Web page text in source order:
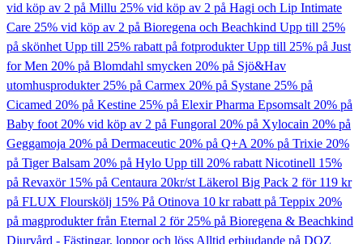
vid köp av 2 på Millu 25% vid köp av 2 på Hagi och Lip Intimate
Care 25% vid köp av 2 på Bioregena och Beachkind Upp till 25%
på skönhetUpp till 25% rabatt på fotprodukterUpp till 25% på Just
for Men 20% på Blomdahl smycken 20% på Sjö&Hav
utomhusprodukter25% på Carmex 20% på Systane 25% på
Cicamed 20% på Kestine 25% på Elexir Pharma Epsomsalt20% på
Baby foot20% vid köp av 2 på Fungoral 20% på Xylocain 20% på
Geggamoja 20% på Dermaceutic 20% på Q+A20% på Trixie 20%
på Tiger Balsam 20% på Hylo Upp till 20% rabatt Nicotinell 15%
på Revaxör 15% på Centaura 20kr/st Läkerol Big Pack 2 för 119 kr
på FLUX Flourskölj 15% På Otinova 10 kr rabatt på Teppix 20%
på magprodukter från Eternal 2 för 25% på Bioregena & Beachkind
Djurvård - Fästingar, loppor och lössAlltid erbjudande på DOZ